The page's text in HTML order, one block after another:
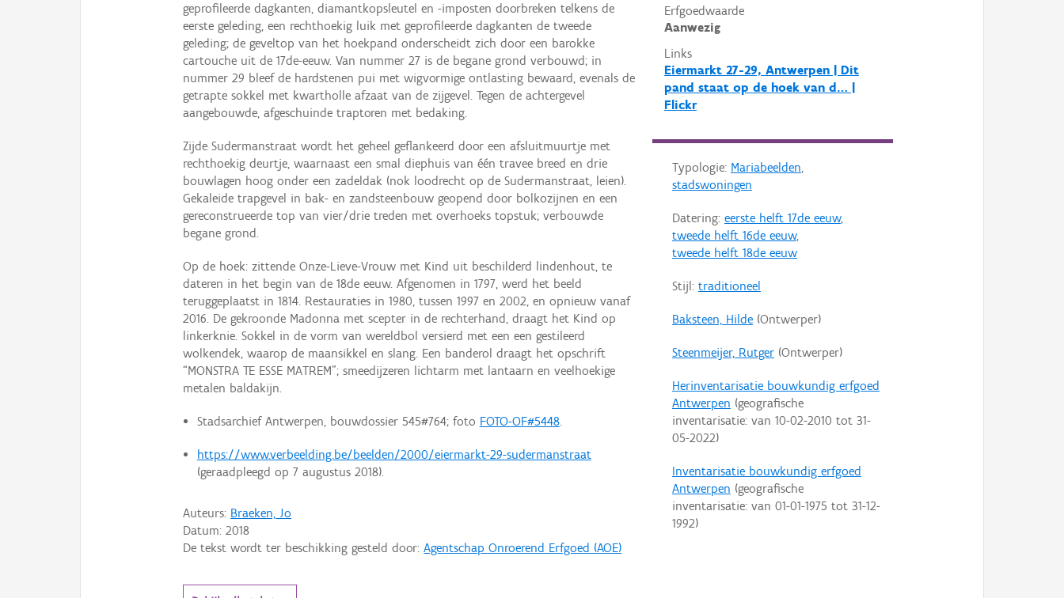
Erfgoedwaarde
Aanwezig
Links
Eiermarkt 27-29, Antwerpen | Dit
pand staat op de hoek van d… |
Flickr
Typologie: Mariabeelden,
stadswoningen
Datering: eerste helft 17de eeuw,
tweede helft 16de eeuw,
tweede helft 18de eeuw
Stijl: traditioneel
Baksteen, Hilde(Ontwerper)
Steenmeijer, Rutger(Ontwerper)
Herinventarisatie bouwkundig erfgoed
Antwerpen (geografische
inventarisatie: van 10-02-2010 tot 31-
05-2022)
Inventarisatie bouwkundig erfgoed
Antwerpen (geografische
inventarisatie: van 01-01-1975 tot 31-12-
1992)
geprofileerde dagkanten, diamantkopsleutel en -imposten doorbreken telkens de
eerste geleding, een rechthoekig luik met geprofileerde dagkanten de tweede
geleding; de geveltop van het hoekpand onderscheidt zich door een barokke
cartouche uit de 17de-eeuw. Van nummer 27 is de begane grond verbouwd; in
nummer 29 bleef de hardstenen pui met wigvormige ontlasting bewaard, evenals de
getrapte sokkel met kwartholle afzaat van de zijgevel. Tegen de achtergevel
aangebouwde, afgeschuinde traptoren met bedaking.
Zijde Sudermanstraat wordt het geheel geflankeerd door een afsluitmuurtje met
rechthoekig deurtje, waarnaast een smal diephuis van één travee breed en drie
bouwlagen hoog onder een zadeldak (nok loodrecht op de Sudermanstraat, leien).
Gekaleide trapgevel in bak- en zandsteenbouw geopend door bolkozijnen en een
gereconstrueerde top van vier/drie treden met overhoeks topstuk; verbouwde
begane grond.
Op de hoek: zittende Onze-Lieve-Vrouw met Kind uit beschilderd lindenhout, te
dateren in het begin van de 18de eeuw. Afgenomen in 1797, werd het beeld
teruggeplaatst in 1814. Restauraties in 1980, tussen 1997 en 2002, en opnieuw vanaf
2016. De gekroonde Madonna met scepter in de rechterhand, draagt het Kind op
linkerknie. Sokkel in de vorm van wereldbol versierd met een een gestileerd
wolkendek, waarop de maansikkel en slang. Een banderol draagt het opschrift
“MONSTRA TE ESSE MATREM”; smeedijzeren lichtarm met lantaarn en veelhoekige
metalen baldakijn.
Stadsarchief Antwerpen, bouwdossier 545#764; foto FOTO-OF#5448.
https://www.verbeelding.be/beelden/2000/eiermarkt-29-sudermanstraat
(geraadpleegd op 7 augustus 2018).
Auteurs: Braeken, Jo
Datum:2018
De tekst wordt ter beschikking gesteld door:Agentschap Onroerend Erfgoed (AOE)